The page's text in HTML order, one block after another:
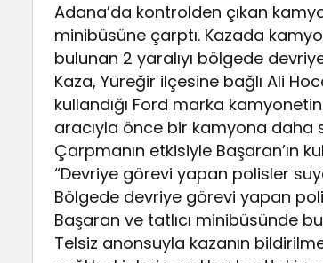
Adana’da kontrolden çıkan
minibüsüne çarptı. Kazada
bulunan 2 yaralıyı bölgede
Kaza, Yüreğir ilçesine bağlı Ali
kullandığı Ford marka
aracıyla önce bir kamyona daha
Çarpmanın etkisiyle Başaran’ın
“Devriye görevi yapan polisler
Bölgede devriye görevi yapan
Başaran ve tatlıcı minibüsünde
Telsiz anonsuyla kazanın